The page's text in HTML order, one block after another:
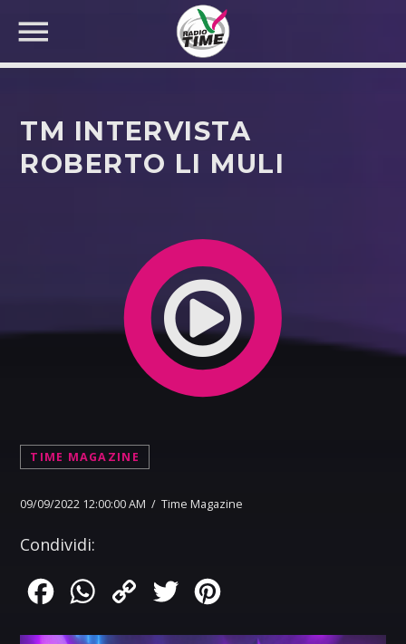
TM INTERVISTA
ROBERTO LI MULI
TIME MAGAZINE
09/09/2022 12:00:00 AM / Time Magazine
Condividi:
FacebookWhatsApp
Copy
Twitter